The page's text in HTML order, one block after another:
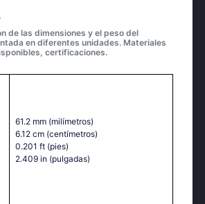
de las dimensiones y el peso del
en diferentes unidades. Materiales
certificaciones.
61.2 mm (milímetros)
6.12 cm (centímetros)
0.201 ft (pies)
2.409 in (pulgadas)